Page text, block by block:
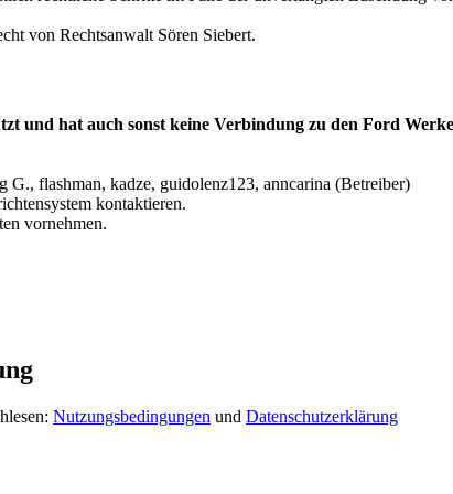
von Rechtsanwalt Sören Siebert.
und hat auch sonst keine Verbindung zu den Ford
flashman, kadze, guidolenz123, anncarina (Betreiber)
kontaktieren.
vornehmen.
Nutzungsbedingungen und Datenschutzerklärung